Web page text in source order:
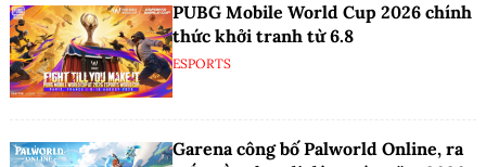
PUBG Mobile World Cup 2026 chính
thức khởi tranh từ 6.8
ESPORTS
Garena công bố Palworld Online, ra